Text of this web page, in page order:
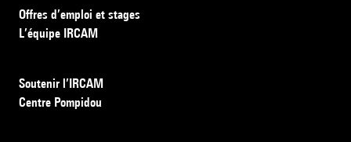
Offres d’emploi et stages
L’équipe IRCAM
Soutenir l’IRCAM
Centre Pompidou